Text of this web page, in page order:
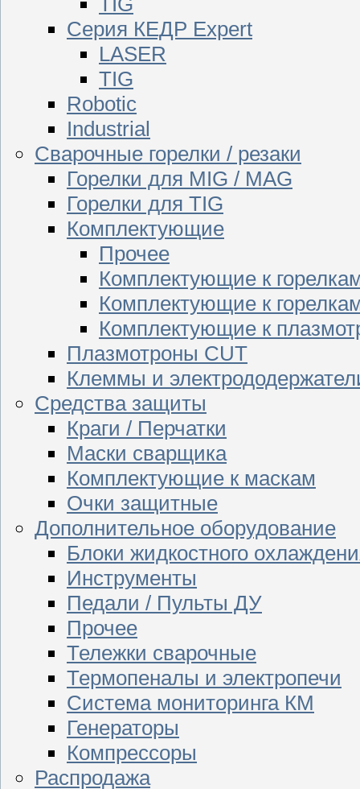
Серия КЕДР Expert
LASER
TIG
Robotic
Industrial
Сварочные горелки / резаки
Горелки для MIG / MAG
Горелки для TIG
Комплектующие
Прочее
Комплектующие к
Комплектующие к
Комплектующие к
Плазмотроны CUT
Клеммы и
Средства защиты
Краги / Перчатки
Маски сварщика
Комплектующие к маскам
Очки защитные
Дополнительное оборудование
Блоки жидкостного
Инструменты
Педали / Пульты ДУ
Прочее
Тележки сварочные
Термопеналы и электропечи
Система мониторинга КМ
Генераторы
Компрессоры
Распродажа